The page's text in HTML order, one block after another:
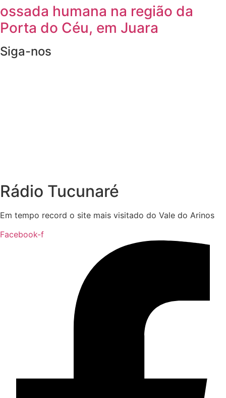
ossada humana na região da
Porta do Céu, em Juara
Siga-nos
Rádio Tucunaré
Em tempo record o site mais visitado do Vale do Arinos
Facebook-f